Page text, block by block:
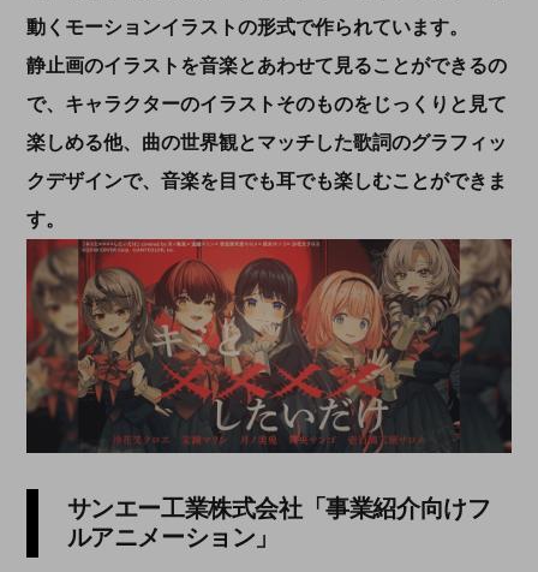
動くモーションイラストの形式で作られています。
静止画のイラストを音楽とあわせて見ることができるの
で、キャラクターのイラストそのものをじっくりと見て
楽しめる他、曲の世界観とマッチした歌詞のグラフィッ
クデザインで、音楽を目でも耳でも楽しむことができま
す。
サンエー工業株式会社「事業紹介向けフ
ルアニメーション」